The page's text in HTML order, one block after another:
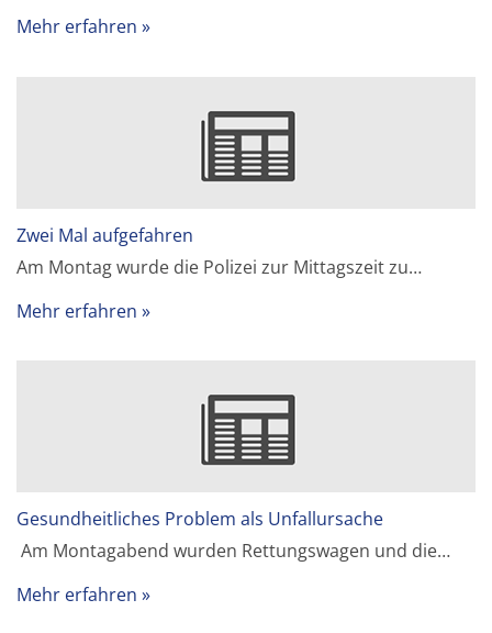
Mehr erfahren
Zwei Mal aufgefahren
Am Montag wurde die Polizei zur Mittagszeit zu…
Mehr erfahren
Gesundheitliches Problem als Unfallursache
Am Montagabend wurden Rettungswagen und die…
Mehr erfahren